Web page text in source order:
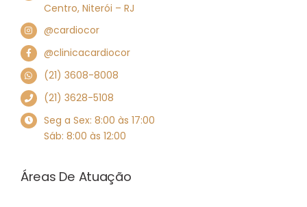
Centro, Niterói – RJ
@cardiocor
@clinicacardiocor
(21) 3608-8008
(21) 3628-5108
Seg a Sex: 8:00 às 17:00
Sáb: 8:00 às 12:00
Áreas De Atuação